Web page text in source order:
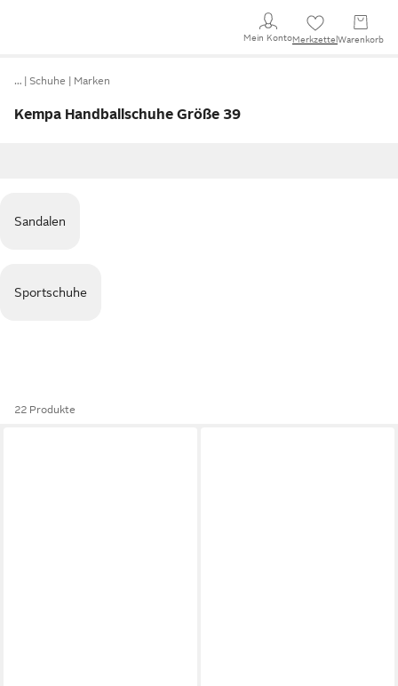
Mein KontoMerkzettel Warenkorb
… Schuhe Marken
Kempa Handballschuhe Größe 39
Sandalen
Sportschuhe
22 Produkte